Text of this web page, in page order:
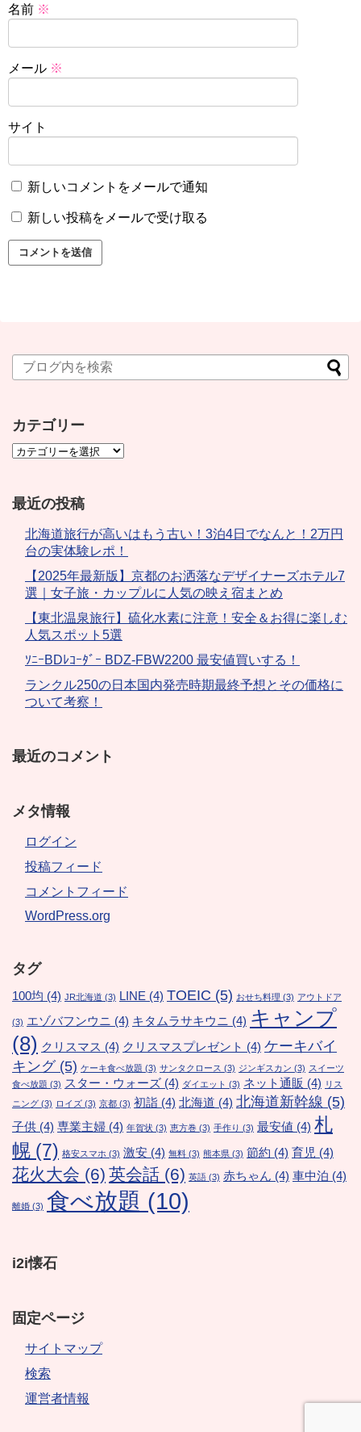
名前 ※
メール ※
サイト
新しいコメントをメールで通知
新しい投稿をメールで受け取る
カテゴリー
最近の投稿
北海道旅行が高いはもう古い！3泊4日でなんと！2万円
台の実体験レポ！
【2025年最新版】京都のお洒落なデザイナーズホテル7
選｜女子旅・カップルに人気の映え宿まとめ
【東北温泉旅行】硫化水素に注意！安全＆お得に楽しむ
人気スポット5選
ｿﾆｰBDﾚｺｰﾀﾞｰ BDZ-FBW2200 最安値買いする！
ランクル250の日本国内発売時期最終予想とその価格に
ついて考察！
最近のコメント
メタ情報
ログイン
投稿フィード
コメントフィード
WordPress.org
タグ
100均 (4) JR北海道 (3) LINE (4) TOEIC (5) おせち料理 (3) アウトドア
(3) エゾバフンウニ (4) キタムラサキウニ (4) キャンプ
(8) クリスマス (4) クリスマスプレゼント (4) ケーキバイ
キング(5) ケーキ食べ放題 (3) サンタクロース (3) ジンギスカン (3) スイーツ
食べ放題 (3) スター・ウォーズ (4) ダイエット (3) ネット通販 (4) リス
ニング (3) ロイズ (3) 京都 (3) 初詣 (4) 北海道 (4) 北海道新幹線 (5)
子供 (4) 専業主婦 (4) 年賀状 (3) 恵方巻 (3) 手作り (3) 最安値 (4) 札
幌 (7) 格安スマホ (3) 激安 (4) 無料 (3) 熊本県 (3) 節約 (4) 育児 (4)
花火大会 (6) 英会話 (6) 英語 (3) 赤ちゃん (4) 車中泊 (4)
離婚 (3) 食べ放題 (10)
i2i懐石
固定ページ
サイトマップ
検索
運営者情報